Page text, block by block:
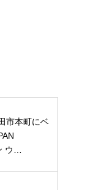
市本町にベ
ウ…